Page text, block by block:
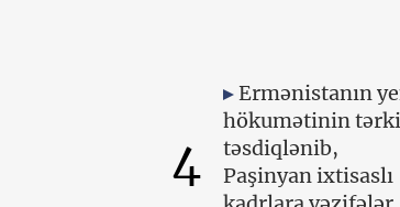
4
Ermənistanın
hökumətinin
təsdiqlənib,
Paşinyan ixtisaslı